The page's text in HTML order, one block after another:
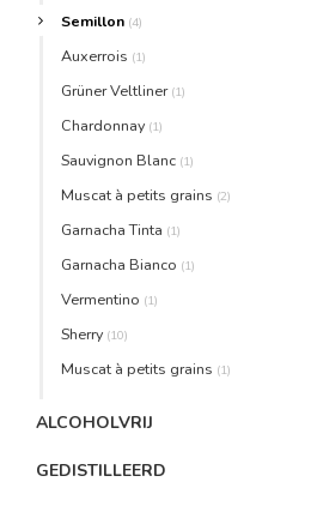
Semillon (4)
Auxerrois (1)
Grüner Veltliner (1)
Chardonnay (1)
Sauvignon Blanc (1)
Muscat à petits grains (2)
Garnacha Tinta (1)
Garnacha Bianco (1)
Vermentino (1)
Sherry (10)
Muscat à petits grains (1)
ALCOHOLVRIJ
GEDISTILLEERD